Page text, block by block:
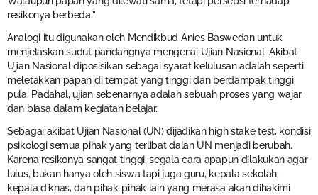
resikonya berbeda.”
Analogi itu digunakan oleh Mendikbud Anies Baswedan untuk
menjelaskan sudut pandangnya mengenai Ujian Nasional. Akibat
Ujian Nasional diposisikan sebagai syarat kelulusan adalah seperti
meletakkan papan di tempat yang tinggi dan berdampak tinggi
pula. Padahal, ujian sebenarnya adalah sebuah proses yang wajar
dan biasa dalam kegiatan belajar.
Sebagai akibat Ujian Nasional (UN) dijadikan high stake test, kondisi
psikologi semua pihak yang terlibat dalan UN menjadi berubah.
Karena resikonya sangat tinggi, segala cara apapun dilakukan agar
lulus, bukan hanya oleh siswa tapi juga guru, kepala sekolah,
kepala diknas, dan pihak-pihak lain yang merasa akan dihakimi